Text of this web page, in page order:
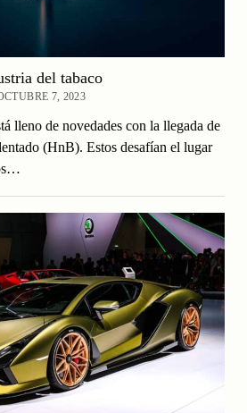
del tabaco
7, 2023
lleno de novedades con la llegada de
(HnB). Estos desafían el lugar